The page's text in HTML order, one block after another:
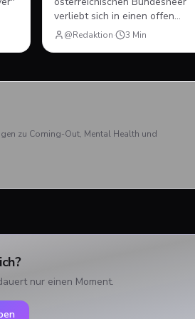
verliebt sich in einen offen
schwulen Rekruten. Drama über
Männlichkeit, Militär und den
@Redaktion· 3 Min
zu Coming-Out, Mental Health und
nur einen Moment.